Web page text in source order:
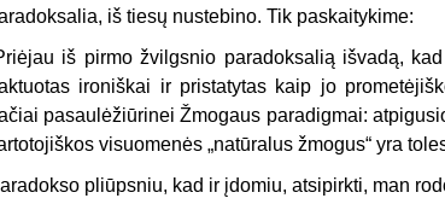
iš tiesų nustebino. Tik paskaitykime:
iš pirmo žvilgsnio paradoksalią išvadą,
ironiškai ir pristatytas kaip jo
pasaulėžiūrinei Žmogaus paradigmai:
visuomenės „natūralus žmogus“ yra
pliūpsniu, kad ir įdomiu, atsipirkti, man